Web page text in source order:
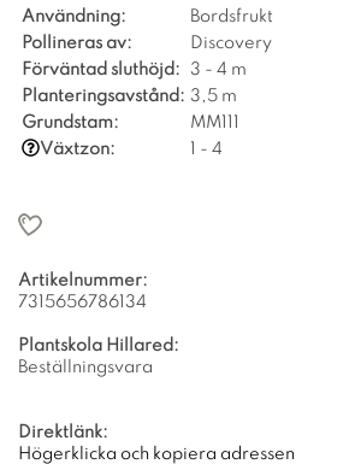
Användning:
Bordsfrukt
Pollineras av:
Discovery
Förväntad sluthöjd:
3 - 4 m
Planteringsavstånd: 3,5 m
Grundstam:
MM111
Växtzon:
1 - 4
Artikelnummer:
7315656786134
Plantskola Hillared:
Beställningsvara
Direktlänk:
Högerklicka och kopiera adressen